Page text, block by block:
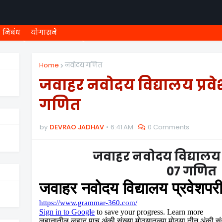
शिष्यवृत्ती ८ वी शिष्यवृत्ती
निबंध योगासने
Home नवोदय गणित
जवाहर नवोदय विद्यालय
गणित
by DEVRAO JADHAV 6:41 AM 0 Comments
जवाहर नवोदय विद्यालय
07 गणित